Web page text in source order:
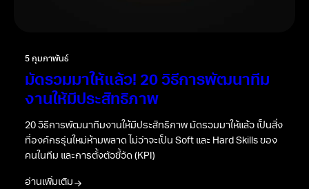
5 กุมภาพันธ์
มัดรวมมาให้แล้ว! 20 วิธีการพัฒนาทีม
งานให้มีประสิทธิภาพ
20 วิธีการพัฒนาทีมงานให้มีประสิทธิภาพ มัดรวมมาให้แล้ว เป็นสิ่ง
ที่องค์กรรุ่นใหม่ห้ามพลาด ไม่ว่าจะเป็น Soft และ Hard Skills ของ
คนในทีม และการตั้งตัวชี้วัด (KPI)
อ่านเพิ่มเติม